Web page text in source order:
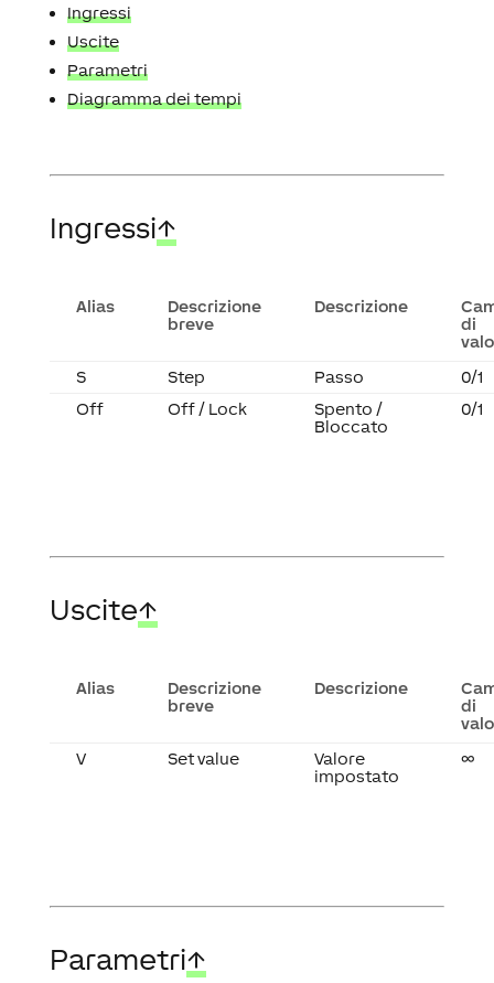
Ingressi
Uscite
Parametri
Diagramma dei tempi
Ingressi↑
Alias
Descrizione
breve
Descrizione
di
S
Step Passo
0/1
Off
Off / Lock
Spento /
Bloccato
0/1
Uscite↑
Alias
Descrizione
breve
Descrizione
di
V
Set value
Valore
impostato
∞
Parametri↑